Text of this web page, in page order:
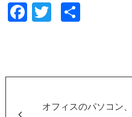
F
オフィスのパソコン